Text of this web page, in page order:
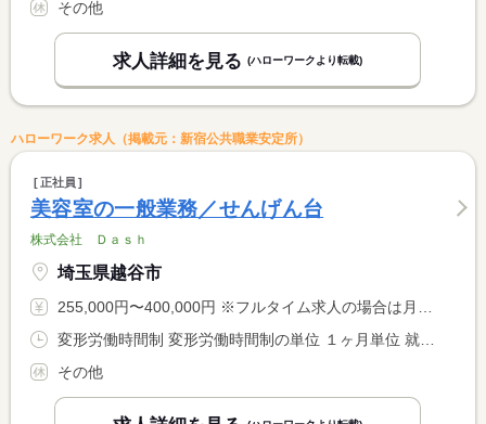
その他
求人詳細を見る (ハローワークより転載)
ハローワーク求人（掲載元：新宿公共職業安定所）
正社員
美容室の一般業務／せんげん台
株式会社 Ｄａｓｈ
埼玉県越谷市
255,000円〜400,000円 ※フルタイム求人の場合は月額（換算額）、パート求人の場合は時間額を表示しています。
その他